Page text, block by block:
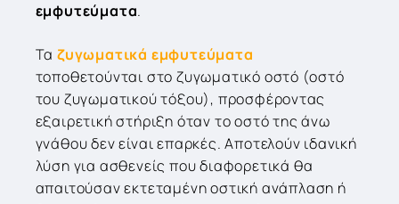
εμφυτεύματα.
Τα ζυγωματικά εμφυτεύματα
τοποθετούνται στο ζυγωματικό οστό (οστό
του ζυγωματικού τόξου), προσφέροντας
εξαιρετική στήριξη όταν το οστό της άνω
γνάθου δεν είναι επαρκές. Αποτελούν ιδανική
λύση για ασθενείς που διαφορετικά θα
απαιτούσαν εκτεταμένη οστική ανάπλαση ή